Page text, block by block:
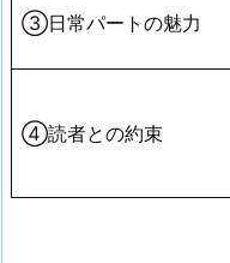
③日常パートの魅力
④読者との約束